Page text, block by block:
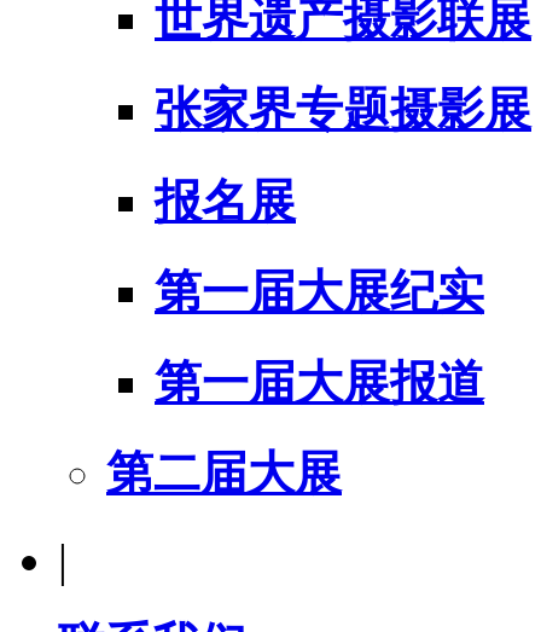
世界遗产摄影联展
张家界专题摄影展
报名展
第一届大展纪实
第一届大展报道
第二届大展
|